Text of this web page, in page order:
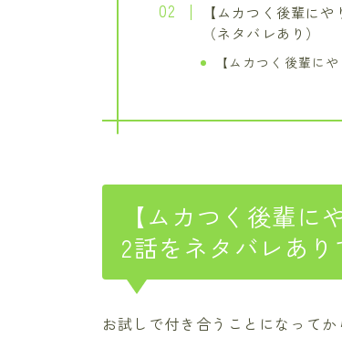
【ムカつく後輩に
（ネタバレあり）
【ムカつく後輩に
【ムカつく後輩
2話をネタバレあ
お試しで付き合うことになって